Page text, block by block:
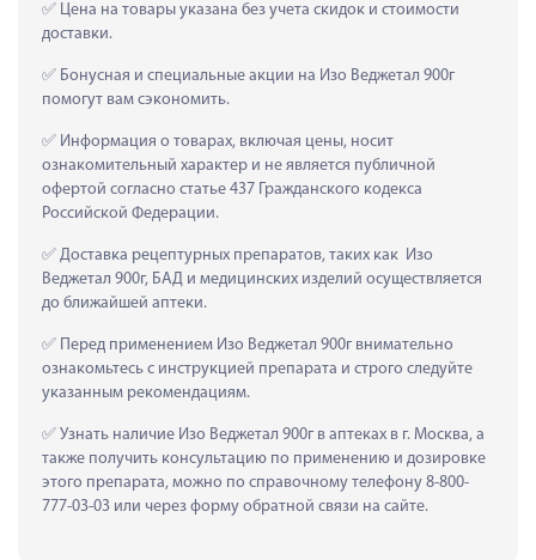
Цена на товары указана без учета скидок и стоимости
доставки.
Бонусная и специальные акции на Изо Веджетал 900г
помогут вам сэкономить.
Информация о товарах, включая цены, носит
ознакомительный характер и не является публичной
офертой согласно статье 437 Гражданского кодекса
Российской Федерации.
Доставка рецептурных препаратов, таких как  Изо
Веджетал 900г, БАД и медицинских изделий осуществляется
до ближайшей аптеки.
Перед применением Изо Веджетал 900г внимательно
ознакомьтесь с инструкцией препарата и строго следуйте
указанным рекомендациям.
Узнать наличие Изо Веджетал 900г в аптеках в г. Москва, а
также получить консультацию по применению и дозировке
этого препарата, можно по справочному телефону 8-800-
777-03-03 или через форму обратной связи на сайте.